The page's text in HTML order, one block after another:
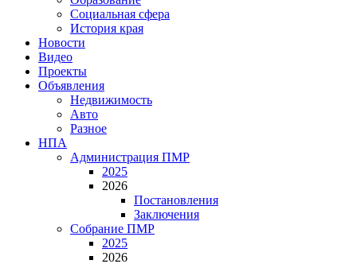
Социальная сфера
История края
Новости
Видео
Проекты
Объявления
Недвижимость
Авто
Разное
НПА
Администрация ПМР
2025
2026
Постановления
Заключения
Собрание ПМР
2025
2026